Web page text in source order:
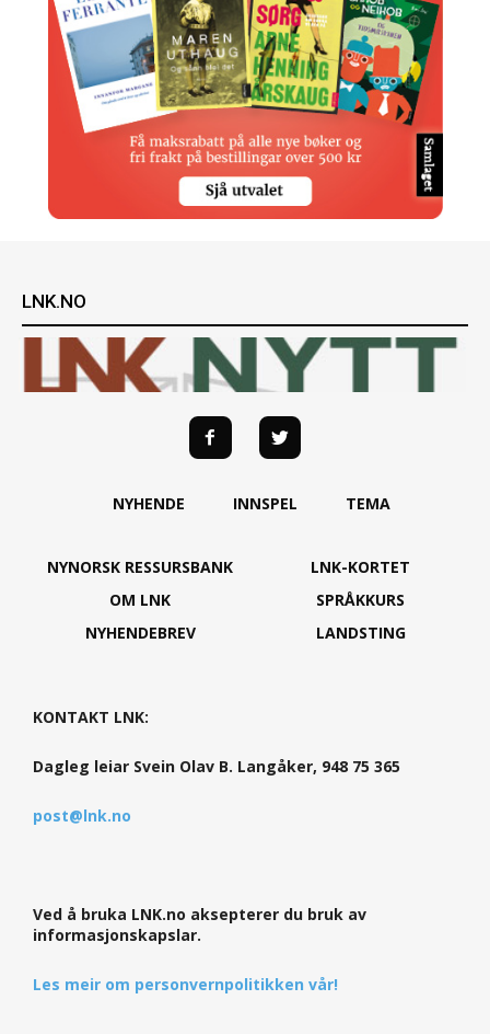
LNK.NO
NYHENDE INNSPEL TEMA
NYNORSK RESSURSBANK
OM LNK
NYHENDEBREV
LNK-KORTET
SPRÅKKURS
LANDSTING
KONTAKT LNK:
Dagleg leiar Svein Olav B. Langåker, 948 75 365
post@lnk.no
Ved å bruka LNK.no aksepterer du bruk av
informasjonskapslar.
Les meir om personvernpolitikken vår!